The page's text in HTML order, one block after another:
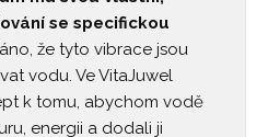
se specifickou
že tyto vibrace jsou
vodu. Ve VitaJuwel
k tomu, abychom vodě
energii a dodali ji